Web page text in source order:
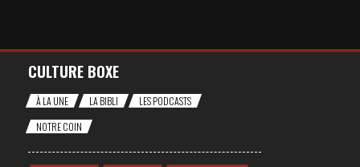
CULTURE BOXE
À LA UNE LA BIBLI
LES PODCASTS
NOTRE COIN